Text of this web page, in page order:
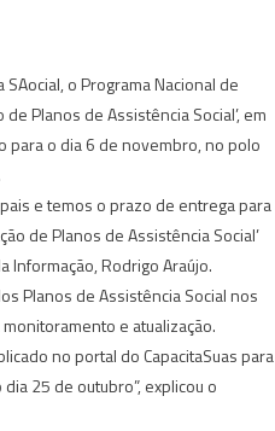
o Programa Nacional de
Planos de Assistência Social’, em
para o dia 6 de novembro, no polo
e temos o prazo de entrega para
de Planos de Assistência Social’
Informação, Rodrigo Araújo.
Planos de Assistência Social nos
e atualização.
no portal do CapacitaSuas para
25 de outubro”, explicou o